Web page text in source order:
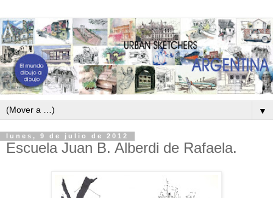
▼
lunes, 9 de julio de 2012
Escuela Juan B. Alberdi de Rafaela.